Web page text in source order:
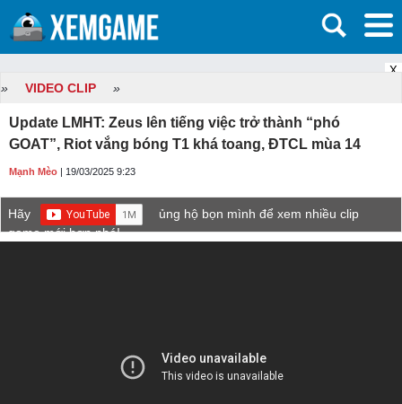
X
» VIDEO CLIP »
Update LMHT: Zeus lên tiếng việc trở thành “phó
GOAT”, Riot vắng bóng T1 khá toang, ĐTCL mùa 14
Mạnh Mèo | 19/03/2025 9:23
Hãy
ủng hộ bọn mình để xem nhiều clip
game mới hơn nhé!